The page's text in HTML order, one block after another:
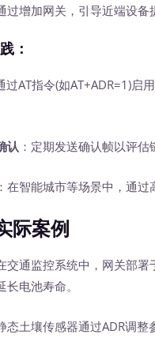
过增加网关，引导近端设备
：
过AT指令(如AT+ADR=1)
认 ：定期发送确认帧以评估
：在智能城市等场景中，通过
际案例
交通监控系统中，网关部
电池寿命。
态土壤传感器通过ADR调